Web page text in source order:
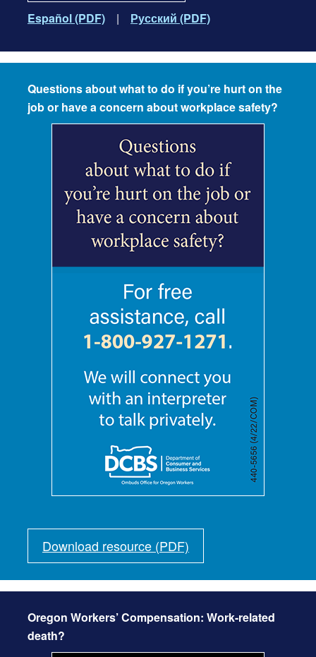
Español (PDF) | Русский (PDF)
Questions about what to do if you’re hurt on the
job or have a concern about workplace safety?
Download resource (PDF)
Oregon Workers’ Compensation: Work-related
death?